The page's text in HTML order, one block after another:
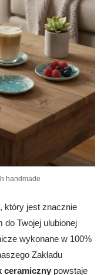
handmade
, który jest znacznie
Twojej ulubionej
wykonane w 100%
Zakładu
ceramiczny powstaje